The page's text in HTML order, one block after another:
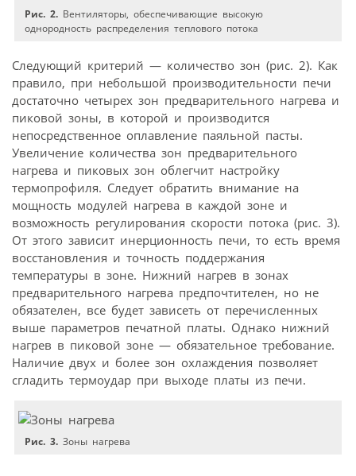
Рис. 2. Вентиляторы, обеспечивающие высокую
однородность распределения теплового потока
Следующий критерий — количество зон (рис. 2). Как
правило, при небольшой производительности печи
достаточно четырех зон предварительного нагрева и
пиковой зоны, в которой и производится
непосредственное оплавление паяльной пасты.
Увеличение количества зон предварительного
нагрева и пиковых зон облегчит настройку
термопрофиля. Следует обратить внимание на
мощность модулей нагрева в каждой зоне и
возможность регулирования скорости потока (рис. 3).
От этого зависит инерционность печи, то есть время
восстановления и точность поддержания
температуры в зоне. Нижний нагрев в зонах
предварительного нагрева предпочтителен, но не
обязателен, все будет зависеть от перечисленных
выше параметров печатной платы. Однако нижний
нагрев в пиковой зоне — обязательное требование.
Наличие двух и более зон охлаждения позволяет
сгладить термоудар при выходе платы из печи.
Рис. 3. Зоны нагрева